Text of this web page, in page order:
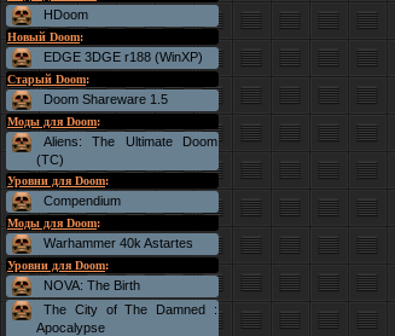
HDoom
Новый Doom:
EDGE 3DGE r188 (WinXP)
Старый Doom:
Doom Shareware 1.5
Моды для Doom:
Aliens: The Ultimate Doom
(TC)
Уровни для Doom:
Compendium
Моды для Doom:
Warhammer 40k Astartes
Уровни для Doom:
NOVA: The Birth
The City of The Damned :
Apocalypse